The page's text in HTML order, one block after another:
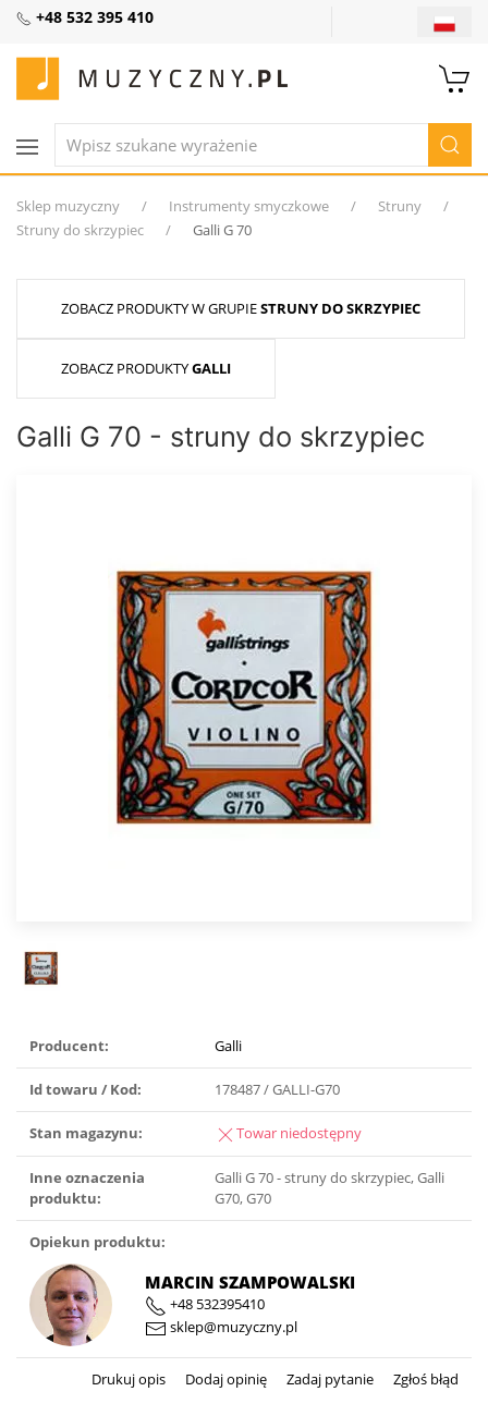
+48 532 395 410
Sklep muzyczny Instrumenty smyczkowe
Struny
Struny do skrzypiec
Galli G 70
ZOBACZ PRODUKTY W GRUPIESTRUNY DO SKRZYPIEC
ZOBACZ PRODUKTYGALLI
Galli G 70 - struny do skrzypiec
Producent: Galli
Id towaru / Kod: 178487 / GALLI-G70
Stan magazynu: Towar niedostępny
Inne oznaczenia
produktu:
Galli G 70 - struny do skrzypiec, Galli
G70, G70
Opiekun produktu:
MARCIN SZAMPOWALSKI
+48 532395410
sklep@muzyczny.pl
Drukuj opis Dodaj opinię Zadaj pytanie Zgłoś błąd